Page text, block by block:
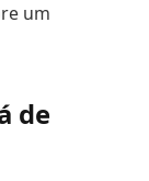
um
de